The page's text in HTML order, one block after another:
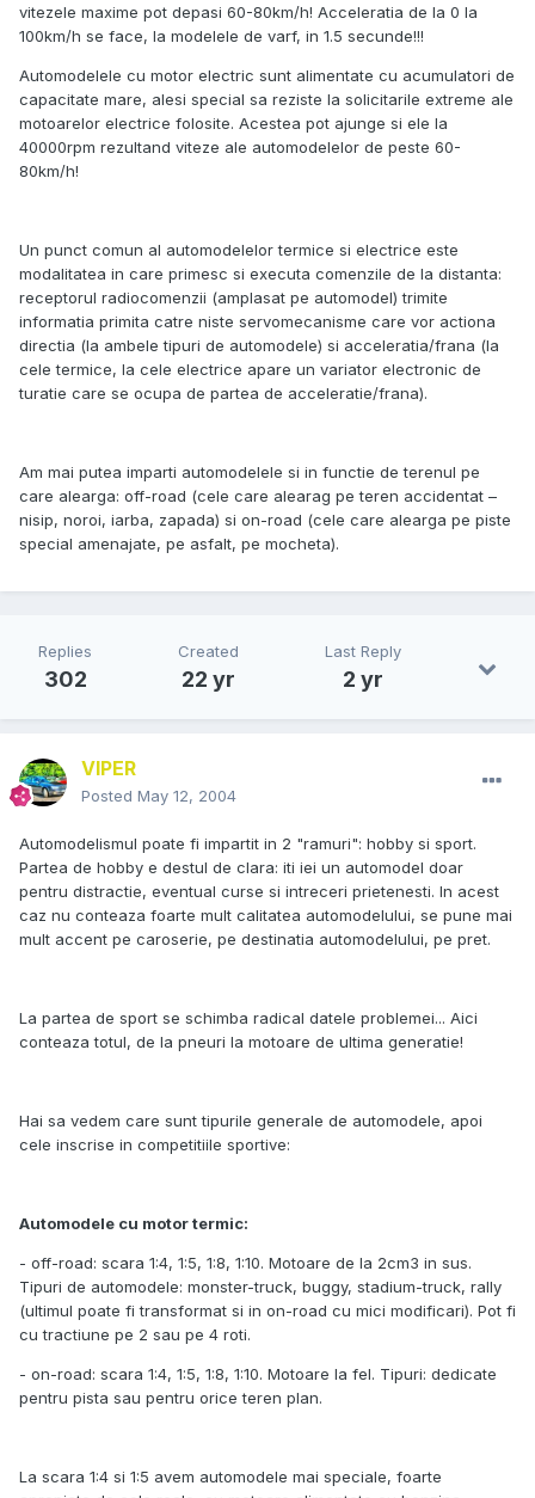
vitezele maxime pot depasi 60-80km/h! Acceleratia de la 0 la
100km/h se face, la modelele de varf, in 1.5 secunde!!!
Automodelele cu motor electric sunt alimentate cu acumulatori de
capacitate mare, alesi special sa reziste la solicitarile extreme ale
motoarelor electrice folosite. Acestea pot ajunge si ele la
40000rpm rezultand viteze ale automodelelor de peste 60-
80km/h!
Un punct comun al automodelelor termice si electrice este
modalitatea in care primesc si executa comenzile de la distanta:
receptorul radiocomenzii (amplasat pe automodel) trimite
informatia primita catre niste servomecanisme care vor actiona
directia (la ambele tipuri de automodele) si acceleratia/frana (la
cele termice, la cele electrice apare un variator electronic de
turatie care se ocupa de partea de acceleratie/frana).
Am mai putea imparti automodelele si in functie de terenul pe
care alearga: off-road (cele care alearag pe teren accidentat –
nisip, noroi, iarba, zapada) si on-road (cele care alearga pe piste
special amenajate, pe asfalt, pe mocheta).
Replies
302
Created
22 yr
Last Reply
2 yr
VIPER
Posted May 12, 2004
Automodelismul poate fi impartit in 2 "ramuri": hobby si sport.
Partea de hobby e destul de clara: iti iei un automodel doar
pentru distractie, eventual curse si intreceri prietenesti. In acest
caz nu conteaza foarte mult calitatea automodelului, se pune mai
mult accent pe caroserie, pe destinatia automodelului, pe pret.
La partea de sport se schimba radical datele problemei... Aici
conteaza totul, de la pneuri la motoare de ultima generatie!
Hai sa vedem care sunt tipurile generale de automodele, apoi
cele inscrise in competitiile sportive:
Automodele cu motor termic:
- off-road: scara 1:4, 1:5, 1:8, 1:10. Motoare de la 2cm3 in sus.
Tipuri de automodele: monster-truck, buggy, stadium-truck, rally
(ultimul poate fi transformat si in on-road cu mici modificari). Pot fi
cu tractiune pe 2 sau pe 4 roti.
- on-road: scara 1:4, 1:5, 1:8, 1:10. Motoare la fel. Tipuri: dedicate
pentru pista sau pentru orice teren plan.
La scara 1:4 si 1:5 avem automodele mai speciale, foarte